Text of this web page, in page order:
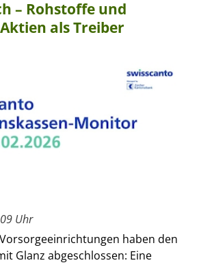
– Rohstoffe und
als Treiber
Uhr
haben den
Glanz abgeschlossen: Eine